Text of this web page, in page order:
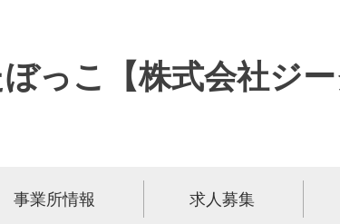
っこ【株式会社ジー
事業所情報 求人募集